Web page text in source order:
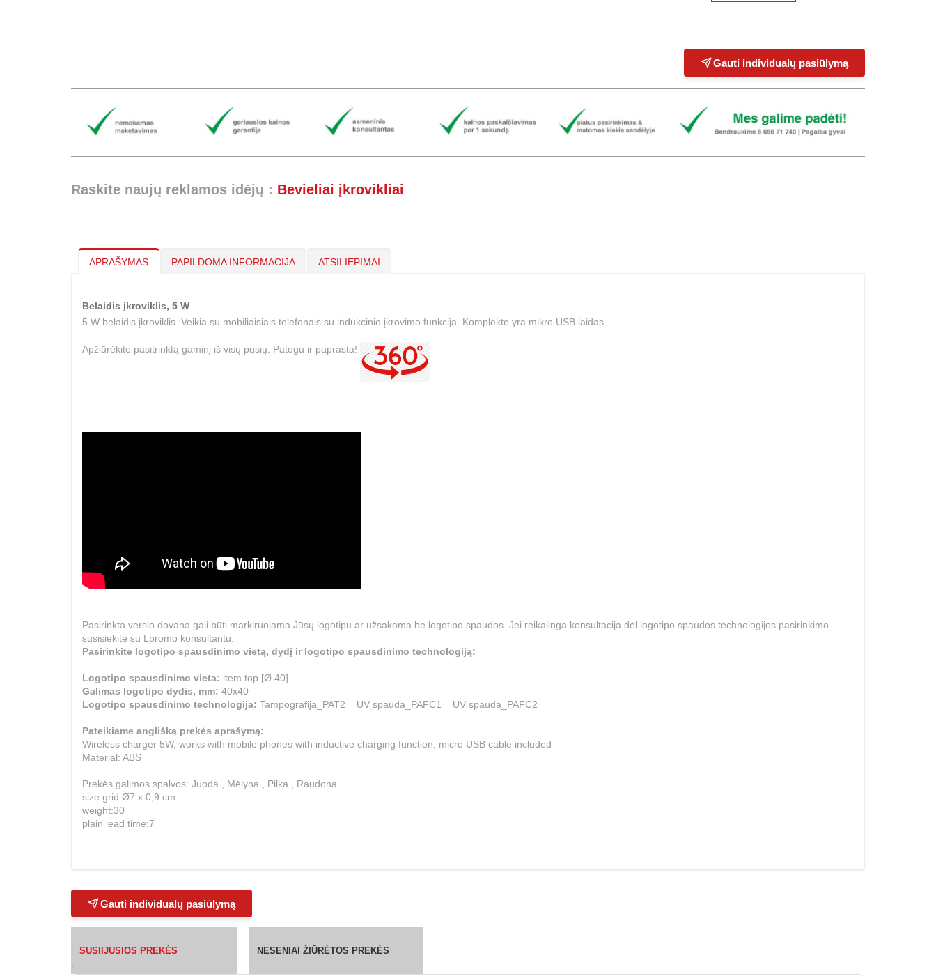
Gauti individualų pasiūlymą
Raskite naujų reklamos idėjų : Bevieliai įkrovikliai
APRAŠYMAS PAPILDOMA INFORMACIJA ATSILIEPIMAI
Belaidis įkroviklis, 5 W
5 W belaidis įkroviklis. Veikia su mobiliaisiais telefonais su indukcinio įkrovimo funkcija. Komplekte yra mikro USB laidas.
Apžiūrėkite pasitrinktą gaminį iš visų pusių. Patogu ir paprasta!
Pasirinkta verslo dovana gali būti markiruojama Jūsų logotipu ar užsakoma be logotipo spaudos. Jei reikalinga konsultacija dėl logotipo spaudos technologijos pasirinkimo -
susisiekite su Lpromo konsultantu.
Pasirinkite logotipo spausdinimo vietą, dydį ir logotipo spausdinimo technologiją:
Logotipo spausdinimo vieta: item top [Ø 40]
Galimas logotipo dydis, mm: 40x40
Logotipo spausdinimo technologija: Tampografija_PAT2 UV spauda_PAFC1 UV spauda_PAFC2
Pateikiame anglišką prekės aprašymą:
Wireless charger 5W, works with mobile phones with inductive charging function, micro USB cable included
Material: ABS
Prekės galimos spalvos: Juoda , Mėlyna , Pilka , Raudona
size grid:Ø7 x 0,9 cm
weight:30
plain lead time:7
Gauti individualų pasiūlymą
SUSIIJUSIOS PREKĖS NESENIAI ŽIŪRĖTOS PREKĖS
`